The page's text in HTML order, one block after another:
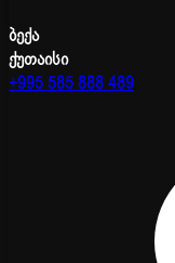
ბექა
ქუთაისი
+995 585 888 489